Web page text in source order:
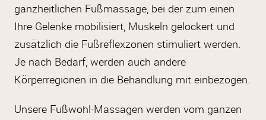
ganzheitlichen Fußmassage, bei der zum einen
Ihre Gelenke mobilisiert, Muskeln gelockert und
zusätzlich die Fußreflexzonen stimuliert werden.
Je nach Bedarf, werden auch andere
Körperregionen in die Behandlung mit einbezogen.
Unsere Fußwohl-Massagen werden vom ganzen